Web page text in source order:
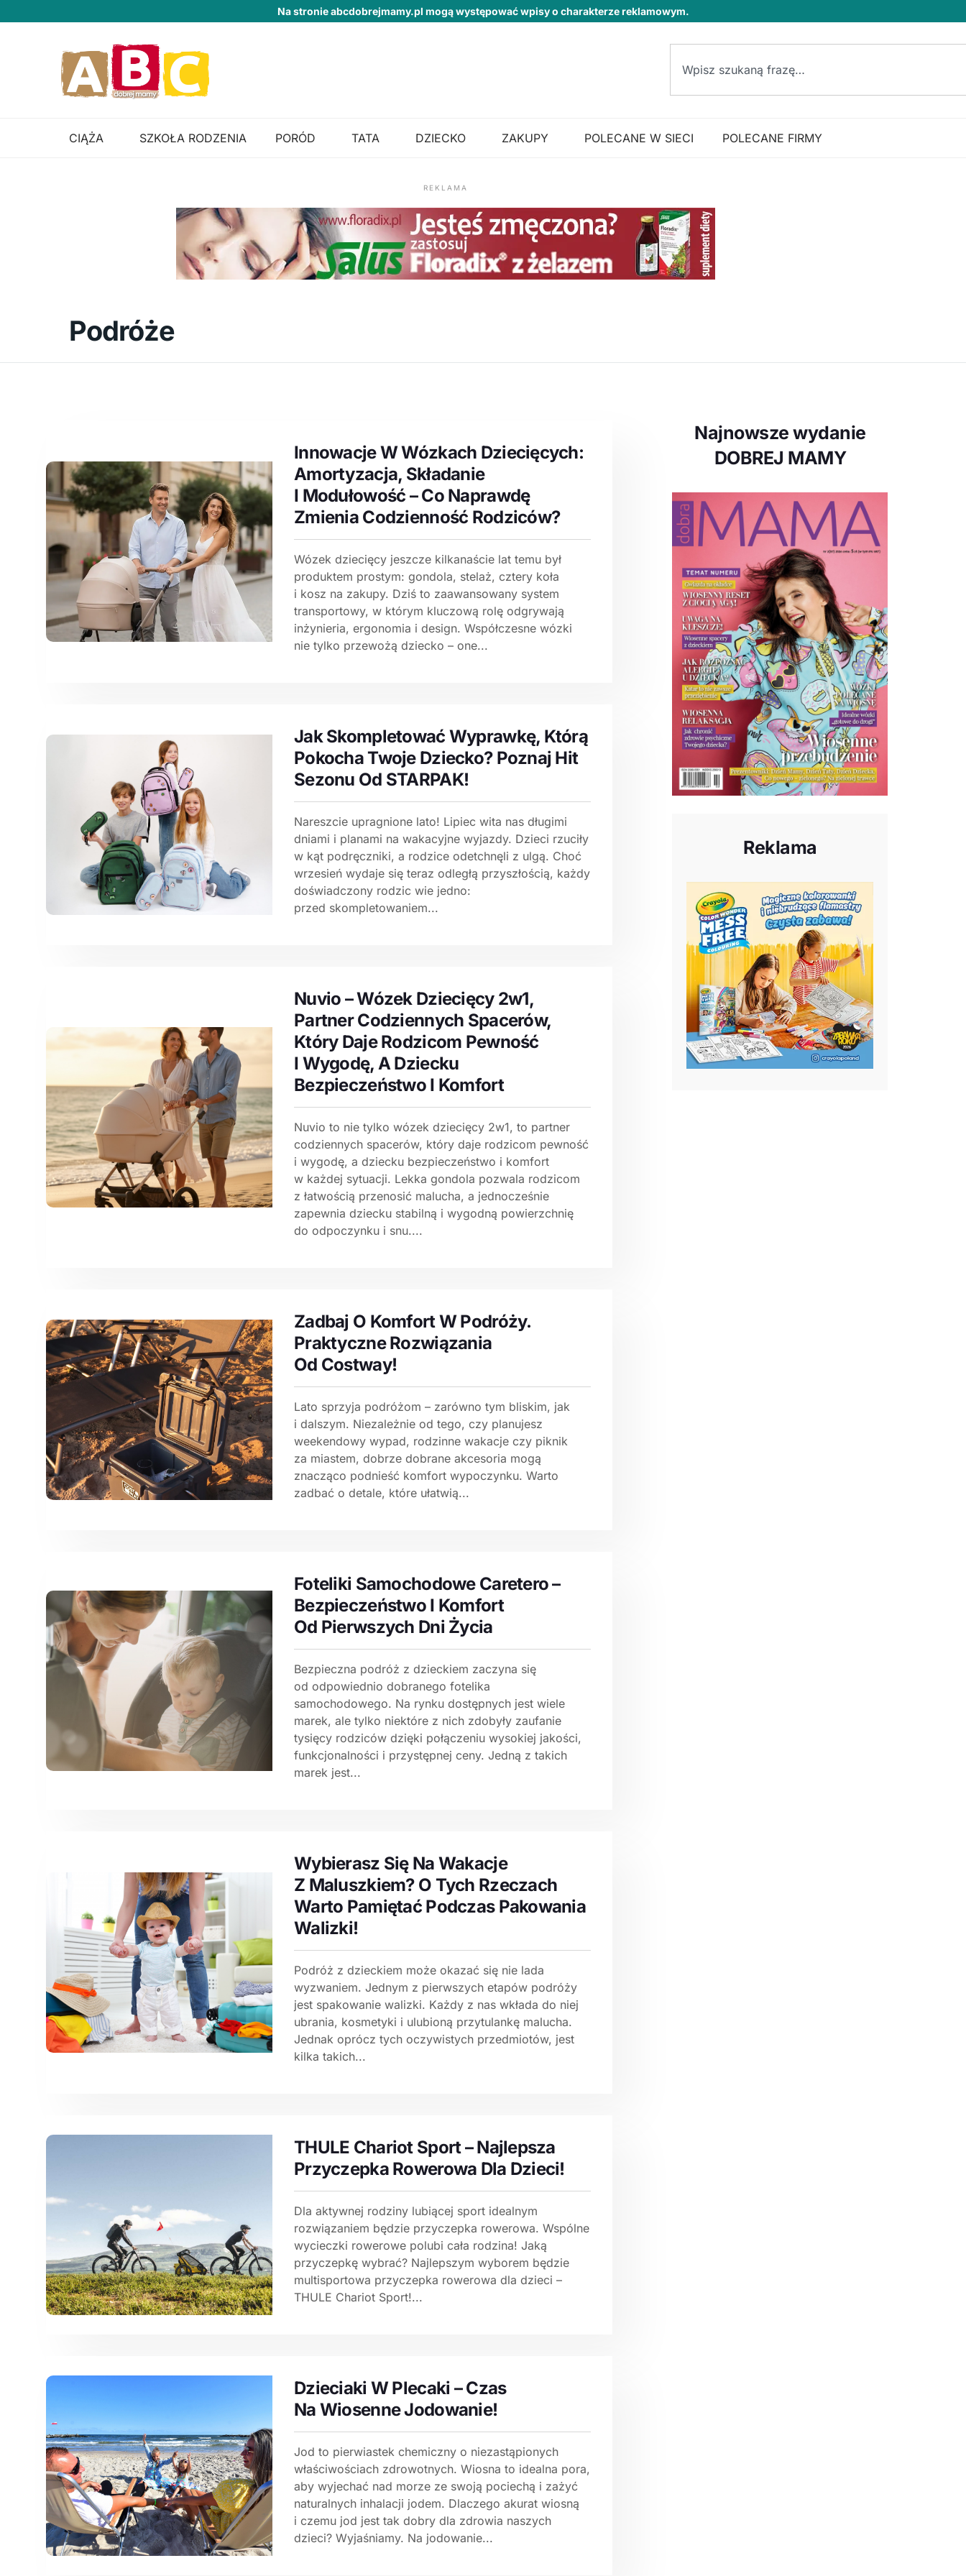
Na stronie abcdobrejmamy.pl mogą występować wpisy o charakterze reklamowym.
CIĄŻA SZKOŁA RODZENIA PORÓD TATA DZIECKO ZAKUPY POLECANE W SIECI POLECANE FIRMY
REKLAMA
Podróże
Innowacje W Wózkach Dziecięcych:
Amortyzacja, Składanie
I Modułowość – Co Naprawdę
Zmienia Codzienność Rodziców?
Wózek dziecięcy jeszcze kilkanaście lat temu był
produktem prostym: gondola, stelaż, cztery koła
i kosz na zakupy. Dziś to zaawansowany system
transportowy, w którym kluczową rolę odgrywają
inżynieria, ergonomia i design. Współczesne wózki
nie tylko przewożą dziecko – one...
Jak Skompletować Wyprawkę, Którą
Pokocha Twoje Dziecko? Poznaj Hit
Sezonu Od STARPAK!
Nareszcie upragnione lato! Lipiec wita nas długimi
dniami i planami na wakacyjne wyjazdy. Dzieci rzuciły
w kąt podręczniki, a rodzice odetchnęli z ulgą. Choć
wrzesień wydaje się teraz odległą przyszłością, każdy
doświadczony rodzic wie jedno:
przed skompletowaniem...
Nuvio – Wózek Dziecięcy 2w1,
Partner Codziennych Spacerów,
Który Daje Rodzicom Pewność
I Wygodę, A Dziecku
Bezpieczeństwo I Komfort
Nuvio to nie tylko wózek dziecięcy 2w1, to partner
codziennych spacerów, który daje rodzicom pewność
i wygodę, a dziecku bezpieczeństwo i komfort
w każdej sytuacji. Lekka gondola pozwala rodzicom
z łatwością przenosić malucha, a jednocześnie
zapewnia dziecku stabilną i wygodną powierzchnię
do odpoczynku i snu....
Zadbaj O Komfort W Podróży.
Praktyczne Rozwiązania
Od Costway!
Lato sprzyja podróżom – zarówno tym bliskim, jak
i dalszym. Niezależnie od tego, czy planujesz
weekendowy wypad, rodzinne wakacje czy piknik
za miastem, dobrze dobrane akcesoria mogą
znacząco podnieść komfort wypoczynku. Warto
zadbać o detale, które ułatwią...
Foteliki Samochodowe Caretero –
Bezpieczeństwo I Komfort
Od Pierwszych Dni Życia
Bezpieczna podróż z dzieckiem zaczyna się
od odpowiednio dobranego fotelika
samochodowego. Na rynku dostępnych jest wiele
marek, ale tylko niektóre z nich zdobyły zaufanie
tysięcy rodziców dzięki połączeniu wysokiej jakości,
funkcjonalności i przystępnej ceny. Jedną z takich
marek jest...
Wybierasz Się Na Wakacje
Z Maluszkiem? O Tych Rzeczach
Warto Pamiętać Podczas Pakowania
Walizki!
Podróż z dzieckiem może okazać się nie lada
wyzwaniem. Jednym z pierwszych etapów podróży
jest spakowanie walizki. Każdy z nas wkłada do niej
ubrania, kosmetyki i ulubioną przytulankę malucha.
Jednak oprócz tych oczywistych przedmiotów, jest
kilka takich...
THULE Chariot Sport – Najlepsza
Przyczepka Rowerowa Dla Dzieci!
Dla aktywnej rodziny lubiącej sport idealnym
rozwiązaniem będzie przyczepka rowerowa. Wspólne
wycieczki rowerowe polubi cała rodzina! Jaką
przyczepkę wybrać? Najlepszym wyborem będzie
multisportowa przyczepka rowerowa dla dzieci –
THULE Chariot Sport!...
Dzieciaki W Plecaki – Czas
Na Wiosenne Jodowanie!
Jod to pierwiastek chemiczny o niezastąpionych
właściwościach zdrowotnych. Wiosna to idealna pora,
aby wyjechać nad morze ze swoją pociechą i zażyć
naturalnych inhalacji jodem. Dlaczego akurat wiosną
i czemu jod jest tak dobry dla zdrowia naszych
dzieci? Wyjaśniamy. Na jodowanie...
Najnowsze wydanie
DOBREJ MAMY
Reklama